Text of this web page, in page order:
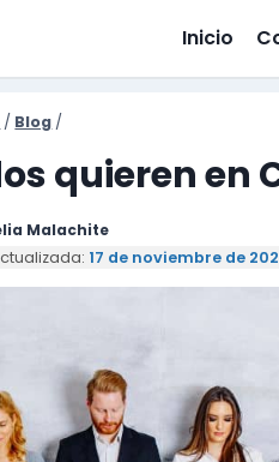
Inicio
/ Blog /
quieren en
Malachite
17 de noviembre de